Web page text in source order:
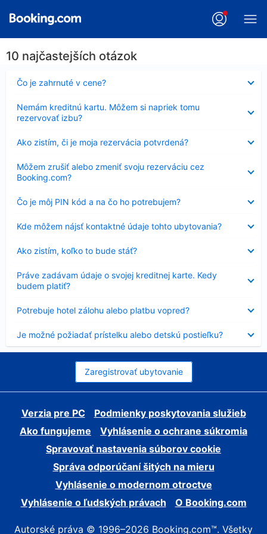
10 najčastejších otázok
Čo je zahrnuté v cene?
Nezobrazuje
sa
Nemám kreditnú kartu. Môžem si napriek tomu
rezervovať izbu?
sa
Ako zistím, či je moja rezervácia potvrdená?
sa
Môžem zrušiť alebo zmeniť svoju rezerváciu cez
Booking.com?
sa
Čo je môj PIN kód a na čo ho potrebujem?
Nezobrazuje
sa
Kde môžem nájsť kontaktné údaje tohto ubytovania?
sa
Ako zistím, koľko to bude stáť?
sa
Práve zadávam údaje o svojej kreditnej karte. Kedy
budem platiť?
sa
Potrebuje hotel zálohu alebo platbu vopred?
sa
Je možné požiadať prístelku alebo detskú postieľku?
sa
Zaregistrovať ubytovanie
Verzia pre PC
Podmienky poskytovania služieb
Ako fungujeme
Vyhlásenie o ochrane súkromia
Spravovať nastavenia súborov cookie
Správa odporúčaní šitých na mieru
Vyhlásenie o modernom otroctve
Vyhlásenie o ľudských právach
O Booking.com
Autorské práva © 1996–2026 Booking.com™. Všetky